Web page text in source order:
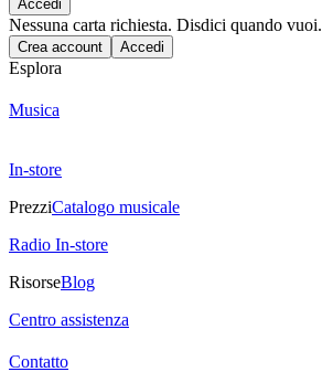
Accedi
Nessuna carta richiesta. Disdici quando vuoi.
Crea account Accedi
Esplora
Musica
In-store
PrezziCatalogo musicale
Radio In-store
RisorseBlog
Centro assistenza
Contatto